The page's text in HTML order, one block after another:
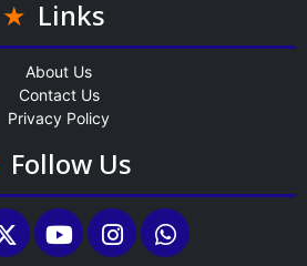
Links
About Us
Contact Us
Privacy Policy
Follow Us